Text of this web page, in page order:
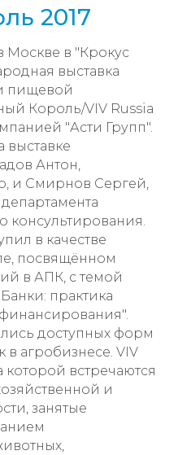
2017
Москве в "Крокус
выставка
пищевой
Король/VIV Russia
"Асти Групп".
выставке
Антон,
и Смирнов Сергей,
консультирования.
в качестве
посвящённом
в АПК, с темой
практика
доступных форм
агробизнесе. VIV
которой встречаются
и
занятые